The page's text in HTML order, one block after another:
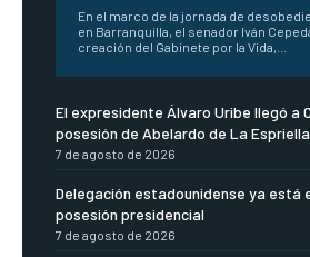
En el marco de la jornada de
en Barranquilla, el senador Iván
creación del Gabinete por la Vida,...
El expresidente Álvaro Uribe llegó a
posesión de Abelardo de La Espriella
7 de agosto de 2026
Delegación estadounidense ya está
posesión presidencial
7 de agosto de 2026